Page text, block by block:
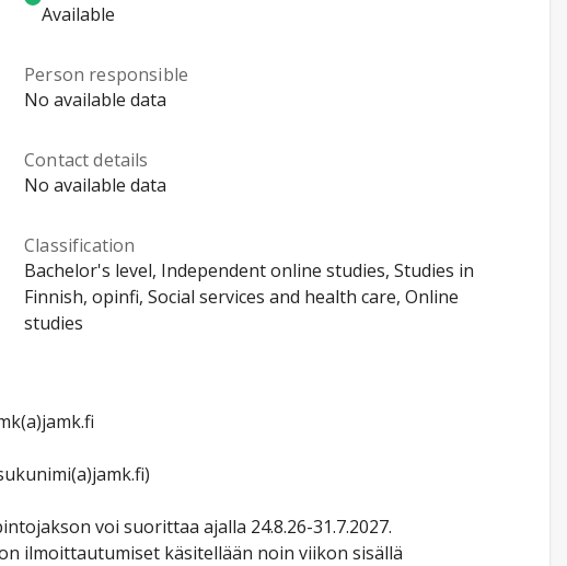
Available
Person responsible
No available data
Contact details
No available data
Classification
Bachelor's level, Independent online studies, Studies in
Finnish, opinfi, Social services and health care, Online
studies
voi suorittaa ajalla 24.8.26-31.7.2027.
ilmoittautumiset käsitellään noin viikon sisällä